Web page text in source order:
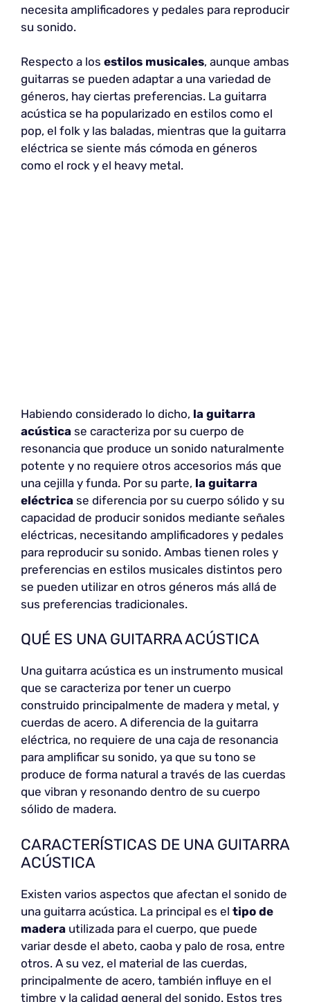
necesita amplificadores y pedales para reproducir
su sonido.
Respecto a los estilos musicales, aunque ambas
guitarras se pueden adaptar a una variedad de
géneros, hay ciertas preferencias. La guitarra
acústica se ha popularizado en estilos como el
pop, el folk y las baladas, mientras que la guitarra
eléctrica se siente más cómoda en géneros
como el rock y el heavy metal.
Habiendo considerado lo dicho, la guitarra
acústica se caracteriza por su cuerpo de
resonancia que produce un sonido naturalmente
potente y no requiere otros accesorios más que
una cejilla y funda. Por su parte, la guitarra
eléctrica se diferencia por su cuerpo sólido y su
capacidad de producir sonidos mediante señales
eléctricas, necesitando amplificadores y pedales
para reproducir su sonido. Ambas tienen roles y
preferencias en estilos musicales distintos pero
se pueden utilizar en otros géneros más allá de
sus preferencias tradicionales.
QUÉ ES UNA GUITARRA ACÚSTICA
Una guitarra acústica es un instrumento musical
que se caracteriza por tener un cuerpo
construido principalmente de madera y metal, y
cuerdas de acero. A diferencia de la guitarra
eléctrica, no requiere de una caja de resonancia
para amplificar su sonido, ya que su tono se
produce de forma natural a través de las cuerdas
que vibran y resonando dentro de su cuerpo
sólido de madera.
CARACTERÍSTICAS DE UNA GUITARRA
ACÚSTICA
Existen varios aspectos que afectan el sonido de
una guitarra acústica. La principal es el tipo de
madera utilizada para el cuerpo, que puede
variar desde el abeto, caoba y palo de rosa, entre
otros. A su vez, el material de las cuerdas,
principalmente de acero, también influye en el
timbre y la calidad general del sonido. Estos tres